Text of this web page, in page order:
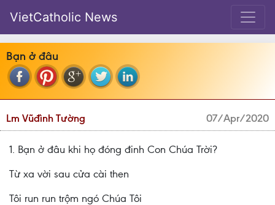
VietCatholic News
Bạn ở đâu
Lm Vũđình Tường 07/Apr/2020
1. Bạn ở đâu khi họ đóng đinh Con Chúa Trời?
Từ xa vời sau cửa cài then
Tôi run run trộm ngó Chúa Tôi